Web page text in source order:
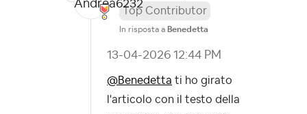
Top Contributor
In risposta a Benedetta
‎13-04-2026 12:44 PM
@Benedetta ti ho girato
l'articolo con il testo della